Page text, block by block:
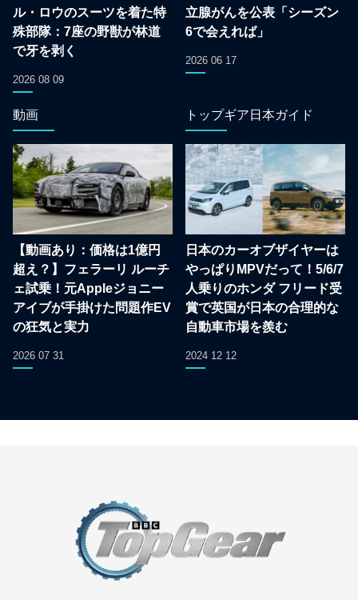
ル・ロウのスーツを着た特
殊部隊：7座の野獣が林道
で牙を剥く
2026 08 09
立腺がんを公表「シーズン
6で会えれば」
2026 06 17
動画
【動画あり：価格は1億円
超え？】フェラーリ ルーチ
ェ試乗！元Appleジョニー
アイブが手掛けた問題作EV
の狂気と実力
2026 07 31
トップギア日本ガイド
日本のカーオブザイヤーは
やっぱりMPVだって！5/6/7
人乗りのホンダ フリード受
賞で英国が日本の合理的な
自動車市場を羨む
2024 12 12